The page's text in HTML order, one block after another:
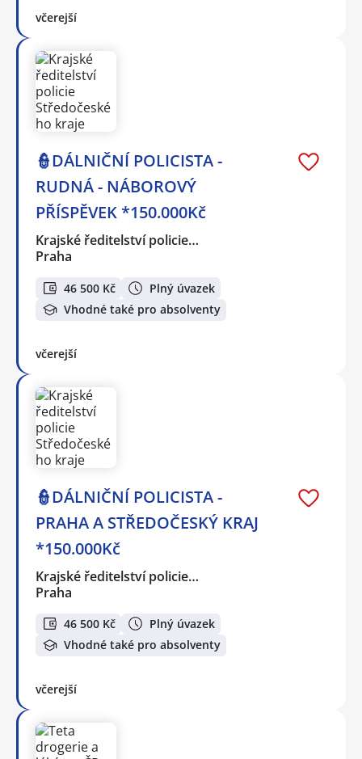
včerejší
👮DÁLNIČNÍ POLICISTA -
RUDNÁ - NÁBOROVÝ
PŘÍSPĚVEK *150.000Kč
Krajské ředitelství policie…
Praha
46 500 Kč
Plný úvazek
Vhodné také pro absolventy
včerejší
👮DÁLNIČNÍ POLICISTA -
PRAHA A STŘEDOČESKÝ KRAJ
*150.000Kč
Krajské ředitelství policie…
Praha
46 500 Kč
Plný úvazek
Vhodné také pro absolventy
včerejší